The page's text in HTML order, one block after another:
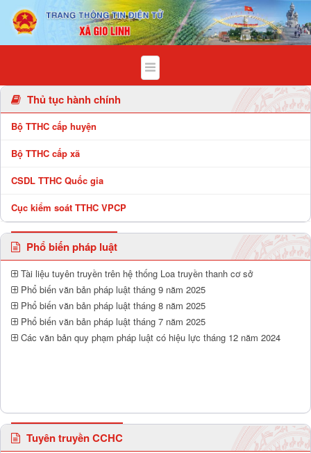
Chi tiết bài viết - Xã Gio Linh
Thủ tục hành chính
Bộ TTHC cấp huyện
Bộ TTHC cấp xã
CSDL TTHC Quốc gia
Cục kiểm soát TTHC VPCP
Phổ biến pháp luật
Tài liệu tuyên truyền trên hệ thống Loa truyền thanh cơ sở
Phổ biến văn bản pháp luật tháng 9 năm 2025
Phổ biến văn bản pháp luật tháng 8 năm 2025
Phổ biến văn bản pháp luật tháng 7 năm 2025
Các văn bản quy phạm pháp luật có hiệu lực tháng 12 năm 2024
Tuyên truyền CCHC